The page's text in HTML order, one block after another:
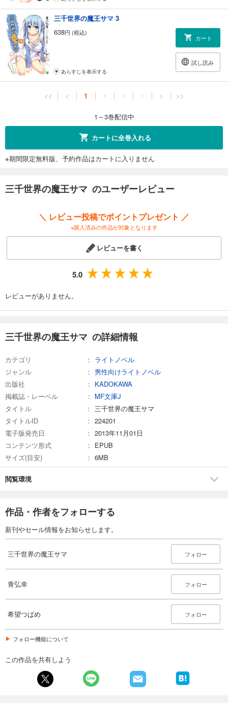
三千世界の魔王サマ 3
638円 (税込)
カート
試し読み
あらすじを表示する
<< < 1 ・ ・ ・ > >>
1～3巻配信中
カートに全巻入れる
※期間限定無料版、予約作品はカートに入りません
三千世界の魔王サマ のユーザーレビュー
＼ レビュー投稿でポイントプレゼント ／
※購入済みの作品が対象となります
レビューを書く
5.0
レビューがありません。
三千世界の魔王サマ の詳細情報
カテゴリ
ライトノベル
ジャンル
男性向けライトノベル
出版社
KADOKAWA
掲載誌・レーベル
MF文庫J
タイトル
三千世界の魔王サマ
タイトルID
224201
電子版発売日
2013年11月01日
コンテンツ形式
EPUB
サイズ(目安)
6MB
閲覧環境
作品・作者をフォローする
新刊やセール情報をお知らせします。
三千世界の魔王サマ フォロー
青弘幸 フォロー
希望つばめ フォロー
フォロー機能について
この作品を共有しよう